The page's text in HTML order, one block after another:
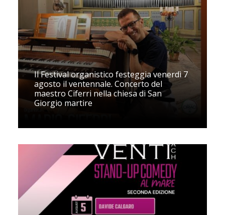
Il Festival organistico festeggia venerdì 7
agosto il ventennale. Concerto del
maestro Ciferri nella chiesa di San
Giorgio martire